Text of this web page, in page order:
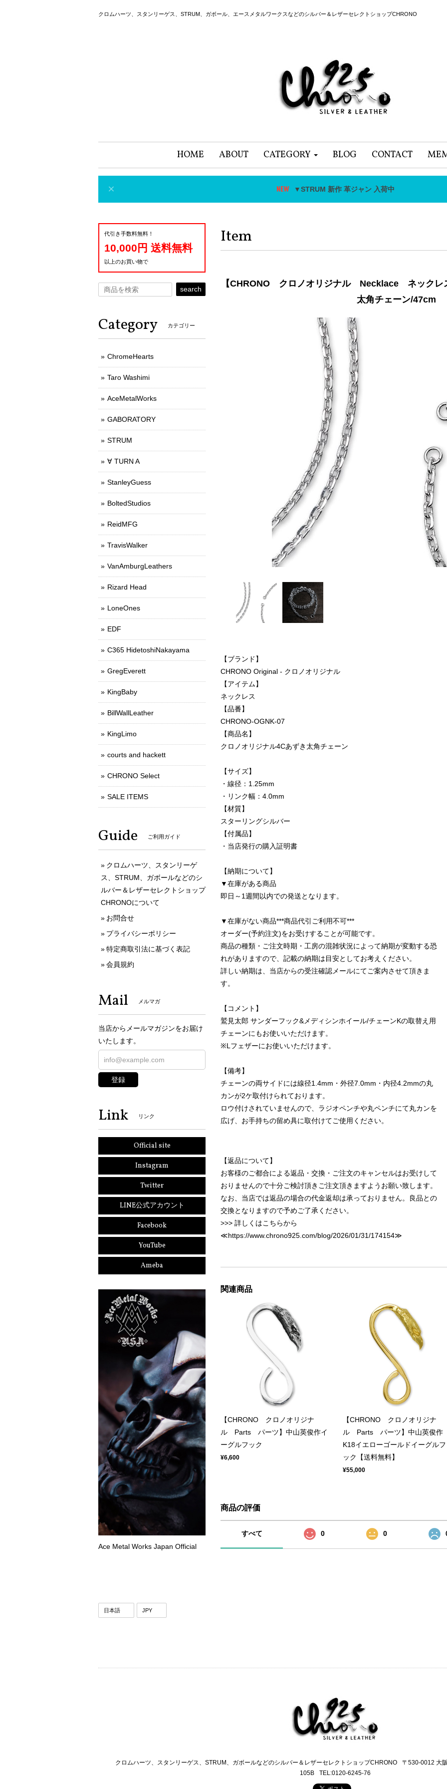
クロムハーツ、スタンリーゲス、STRUM、ガボール、エースメタルワークスなどのシルバー＆レザーセレクトショップCHRONO
HOME ABOUT CATEGORY BLOG CONTACT
▼STRUM 新作 革ジャン 入荷中
Item
【CHRONO クロノオリジナル Necklace ネックレ
太角チェーン/47cm
【ブランド】
CHRONO Original - クロノオリジナル
【アイテム】
ネックレス
【品番】
CHRONO-OGNK-07
【商品名】
クロノオリジナル4Cあずき太角チェーン
【サイズ】
・線径：1.25mm
・リンク幅：4.0mm
【材質】
スターリングシルバー
【付属品】
・当店発行の購入証明書
【納期について】
▼在庫がある商品
即日～1週間以内での発送となります。
▼在庫がない商品***商品代引ご利用不可***
オーダー(予約注文)をお受けすることが可能です。
商品の種類・ご注文時期・工房の混雑状況によって納期が変動する恐
れがありますので、記載の納期は目安としてお考えください。
詳しい納期は、当店からの受注確認メールにてご案内させて頂きま
す。
【コメント】
鷲見太郎 サンダーフック&メディシンホイール/チェーンKの取替え用
チェーンにもお使いいただけます。
※Lフェザーにお使いいただけます。
【備考】
チェーンの両サイドには線径1.4mm・外径7.0mm・内径4.2mmの丸
カンが2ケ取付けられております。
ロウ付けされていませんので、ラジオペンチや丸ペンチにて丸カンを
広げ、お手持ちの留め具に取付けてご使用ください。
【返品について】
お客様のご都合による返品・交換・ご注文のキャンセルはお受けして
おりませんので十分ご検討頂きご注文頂きますようお願い致します。
なお、当店では返品の場合の代金返却は承っておりません。良品との
交換となりますので予めご了承ください。
>>> 詳しくはこちらから
≪https://www.chrono925.com/blog/2026/01/31/174154≫
関連商品
【CHRONO クロノオリジナ
ル Parts パーツ】中山英俊作イ
ーグルフック
¥6,600
【CHRONO クロノオリジナ
ル Parts パーツ】中山英俊作
K18イエローゴールドイーグルフ
ック【送料無料】
¥55,000
商品の評価
すべて 0 0
代引き手数料無料！
10,000円 送料無料
以上のお買い物で
search
Category カテゴリー
ChromeHearts
Taro Washimi
AceMetalWorks
GABORATORY
STRUM
∀ TURN A
StanleyGuess
BoltedStudios
ReidMFG
TravisWalker
VanAmburgLeathers
Rizard Head
LoneOnes
EDF
C365 HidetoshiNakayama
GregEverett
KingBaby
BillWallLeather
KingLimo
courts and hackett
CHRONO Select
SALE ITEMS
Guide ご利用ガイド
クロムハーツ、スタンリーゲ
ス、STRUM、ガボールなどのシ
ルバー＆レザーセレクトショップ
CHRONOについて
お問合せ
プライバシーポリシー
特定商取引法に基づく表記
会員規約
Mail メルマガ
当店からメールマガジンをお届け
いたします。
登録
Link リンク
Official site
Instagram
Twitter
LINE公式アカウント
Facebook
YouTube
Ameba
Ace Metal Works Japan Official
クロムハーツ、スタンリーゲス、STRUM、ガボールなどのシルバー＆レザーセレクトショップCHRONO
〒530-0012 大
105B
TEL:0120-6245-76